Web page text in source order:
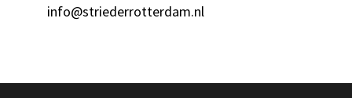
info@striederrotterdam.nl